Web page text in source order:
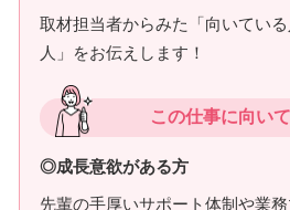
取材担当者からみた「向いてい
人」をお伝えします！
この仕事に向い
◎成長意欲がある方
先輩の手厚いサポート体制や業